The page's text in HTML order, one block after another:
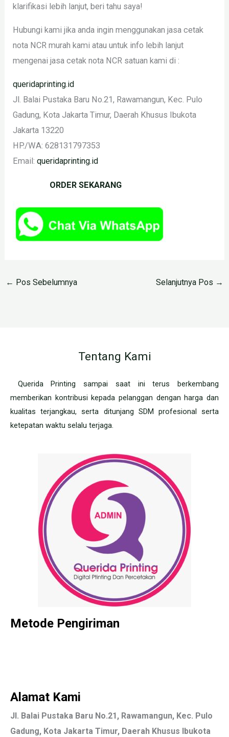
klarifikasi lebih lanjut, beri tahu saya!
Hubungi kami jika anda ingin menggunakan jasa cetak
nota NCR murah kami atau untuk info lebih lanjut
mengenai jasa cetak nota NCR satuan kami di :
queridaprinting.id
Jl. Balai Pustaka Baru No.21, Rawamangun, Kec. Pulo
Gadung, Kota Jakarta Timur, Daerah Khusus Ibukota
Jakarta 13220
HP./WA:628131797353
Email:queridaprinting.id
ORDER SEKARANG
← Pos Sebelumnya Selanjutnya Pos →
Tentang Kami
Querida Printing sampai saat ini terus berkembang
memberikan kontribusi kepada pelanggan dengan harga dan
kualitas terjangkau, serta ditunjang SDM profesional serta
ketepatan waktu selalu terjaga.
Metode Pengiriman
Alamat Kami
Jl. Balai Pustaka Baru No.21, Rawamangun, Kec. Pulo
Gadung, Kota Jakarta Timur, Daerah Khusus Ibukota